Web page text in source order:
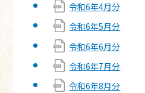
令和6年4月分
令和6年5月分
令和6年6月分
令和6年7月分
令和6年8月分